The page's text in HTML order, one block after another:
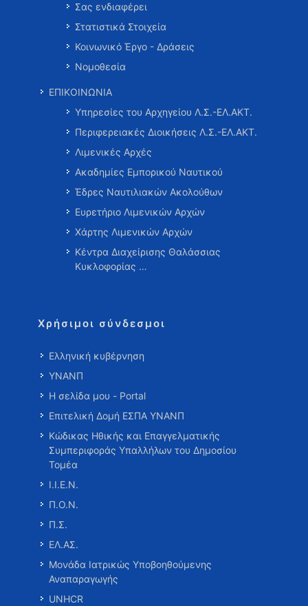
Σας ενδιαφέρει
Στατιστικά Στοιχεία
Κοινωνικό Έργο - Δράσεις
Νομοθεσία
ΕΠΙΚΟΙΝΩΝΙΑ
Υπηρεσίες του Αρχηγείου Λ.Σ.-ΕΛ.ΑΚΤ.
Περιφερειακές Διοικήσεις Λ.Σ.-ΕΛ.ΑΚΤ.
Λιμενικές Αρχές
Ακαδημίες Εμπορικού Ναυτικού
Έδρες Ναυτιλιακών Ακολούθων
Ευρετήριο Λιμενικών Αρχών
Χάρτης Λιμενικών Αρχών
Κέντρα Διαχείρισης Θαλάσσιας
Κυκλοφορίας …
Χρήσιμοι σύνδεσμοι
Ελληνική κυβέρνηση
ΥΝΑΝΠ
Η σελίδα μου - Portal
Επιτελική Δομή ΕΣΠΑ ΥΝΑΝΠ
Κώδικας Ηθικής και Επαγγελματικής
Συμπεριφοράς Υπαλλήλων του Δημοσίου
Τομέα
Ι.Ι.Ε.Ν.
Π.Ο.Ν.
Π.Σ.
ΕΛ.ΑΣ.
Μονάδα Ιατρικώς Υποβοηθούμενης
Αναπαραγωγής
UNHCR